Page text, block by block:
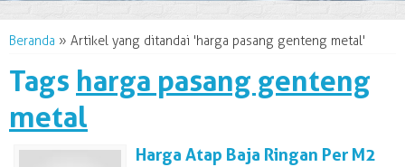
Beranda » Artikel yang ditandai 'harga pasang genteng metal'
Tags harga pasang genteng
metal
Harga Atap Baja Ringan Per M2